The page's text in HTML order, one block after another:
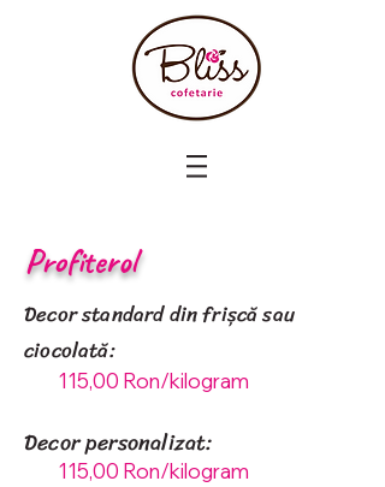
Profiterol
Decor standard din frișcă sau
ciocolată:
115,00 Ron/kilogram
Decor personalizat:
115,00 Ron/kilogram